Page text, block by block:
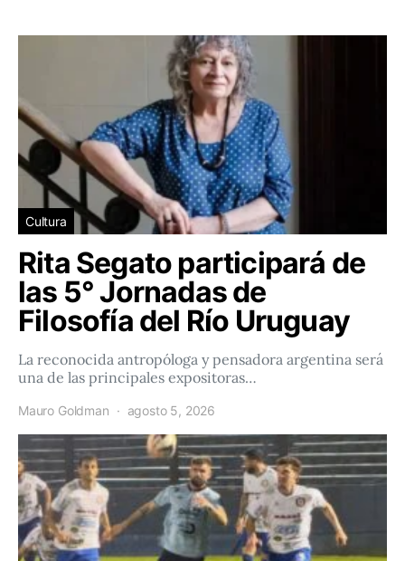
Cultura
Rita Segato participará de
las 5° Jornadas de
Filosofía del Río Uruguay
La reconocida antropóloga y pensadora argentina será
una de las principales expositoras…
Mauro Goldman agosto 5, 2026